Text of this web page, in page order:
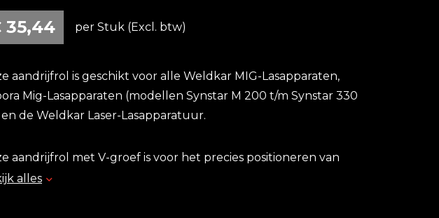
35,44 per Stuk (Excl. btw)
aandrijfrol is geschikt voor alle Weldkar MIG-Lasapparaten,
Mig-Lasapparaten (modellen Synstar M 200 t/m Synstar 330
en de Weldkar Laser-Lasapparatuur.
aandrijfrol met V-groef is voor het precies positioneren van
met een diameter van Ø 0.6 t/m 1.6 mm. Het zorgt voor een
alles